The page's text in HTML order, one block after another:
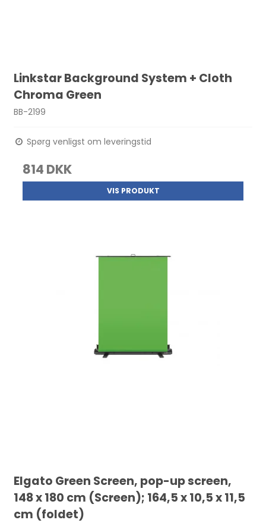
Linkstar Background System + Cloth
Chroma Green
BB-2199
Spørg venligst om leveringstid
814 DKK
VIS PRODUKT
Elgato Green Screen, pop-up screen,
148 x 180 cm (Screen); 164,5 x 10,5 x 11,5
cm (foldet)